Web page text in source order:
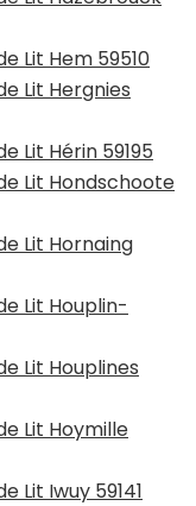
Lit Hem 59510
Lit Hergnies
Lit Hérin 59195
Lit Hondschoote
Lit Hornaing
Lit Houplin-
Lit Houplines
Lit Hoymille
Lit Iwuy 59141